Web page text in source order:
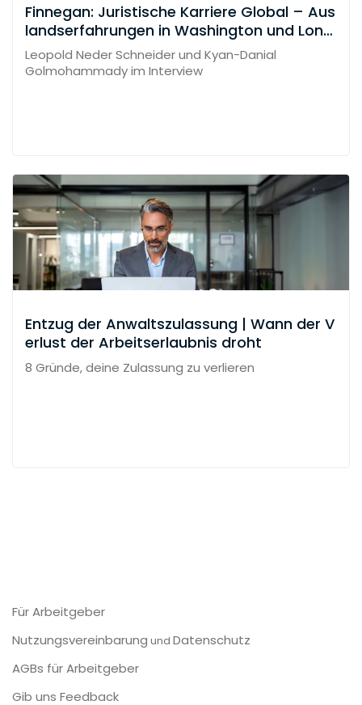
Finnegan: Juristische Karriere Global – Aus
landserfahrungen in Washington und Lond
on
Leopold Neder Schneider und Kyan-Danial
Golmohammady im Interview
Entzug der Anwaltszulassung | Wann der V
erlust der Arbeitserlaubnis droht
8 Gründe, deine Zulassung zu verlieren
Für Arbeitgeber
Nutzungsvereinbarung und Datenschutz
AGBs für Arbeitgeber
Gib uns Feedback